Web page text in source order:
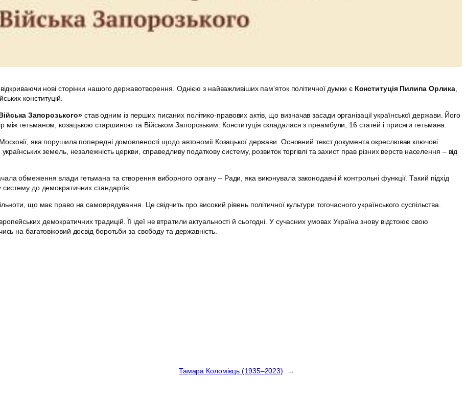
нові сторінки нашого державотворення. Однією з найважливіших пам’яток політичної думки є Конституція Пилипа Орлика,
конституцій.
Запорозького» став одним із перших писаних політико-правових актів, що визначав засади організації української держави. Його
між гетьманом, козацькою старшиною та Військом Запорозьким. Конституція складалася з преамбули, 16 статей і присяги гетьмана.
яка порушила попередні домовленості щодо автономії Козацької держави. Основний текст документа окреслював ключові
земель, незалежність церкви, справедливу податкову систему, розвиток торгівлі та захист прав різних верств населення – від
обмеження влади гетьмана та створення виборного органу – Ради, яка виконувала законодавчі й контрольні функції. Такий підхід
до демократичних стандартів.
що має право на самоврядування. Це свідчить про високий рівень політичної культури тогочасного українського суспільства.
демократичних традицій. Її ідеї не втратили актуальності й сьогодні. У сучасних умовах Україна знову відстоює свою
на багатовіковий досвід боротьби за свободу та державність.
Тамара Коломієць (1935–2023) →